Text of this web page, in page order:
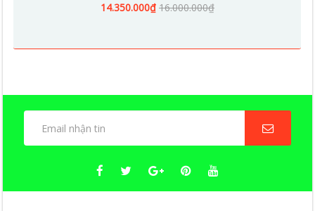
14.350.000₫ 16.000.000₫